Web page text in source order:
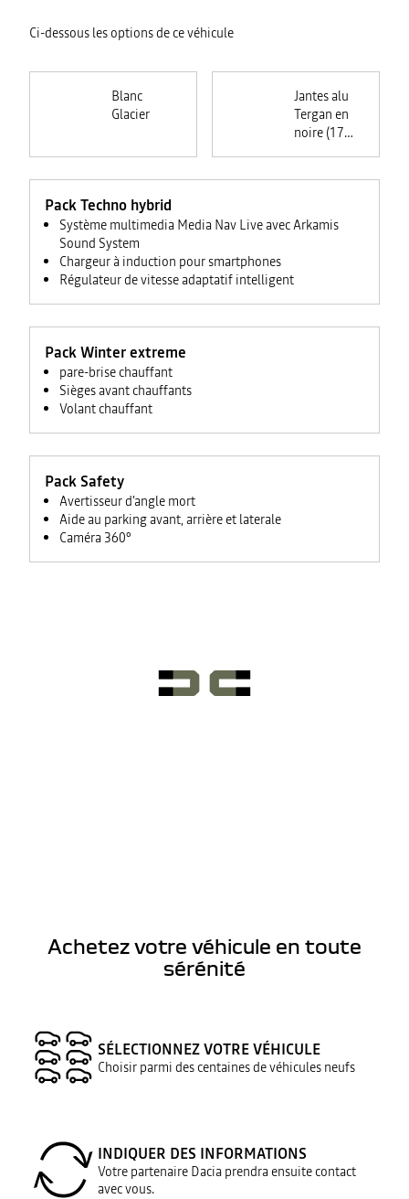
Ci-dessous les options de ce véhicule
Blanc
Glacier
Jantes alu
Tergan en
noire (17
Pack Techno hybrid
Système multimedia Media Nav Live avec Arkamis
Sound System
Chargeur à induction pour smartphones
Régulateur de vitesse adaptatif intelligent
Pack Winter extreme
pare-brise chauffant
Sièges avant chauffants
Volant chauffant
Pack Safety
Avertisseur d'angle mort
Aide au parking avant, arrière et laterale
Caméra 360°
Achetez votre véhicule en toute
sérénité
SÉLECTIONNEZ VOTRE VÉHICULE
Choisir parmi des centaines de véhicules neufs
INDIQUER DES INFORMATIONS
Votre partenaire Dacia prendra ensuite contact
avec vous.